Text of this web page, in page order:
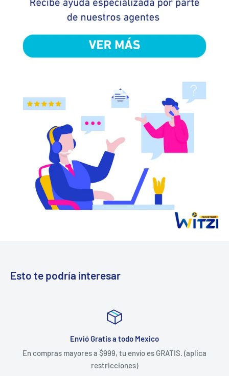
Esto te podría interesar
Envió Gratis a todo Mexico
En compras mayores a $999, tu envío es GRATIS. (aplica
restricciones)